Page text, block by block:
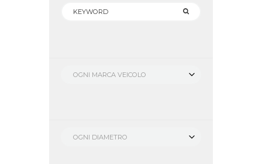
OGNI MARCA VEICOLO
OGNI DIAMETRO